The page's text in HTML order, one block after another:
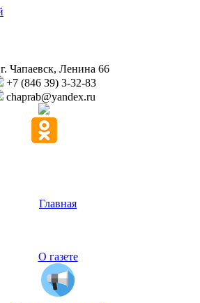
г. Чапаевск, Ленина 66
+7 (846 39) 3-32-83
chaprab@yandex.ru
Главная
О газете